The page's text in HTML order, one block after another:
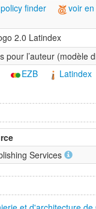
finder voir
2.0 Latindex
pour l’auteur (modèle
EZB Latindex
Services